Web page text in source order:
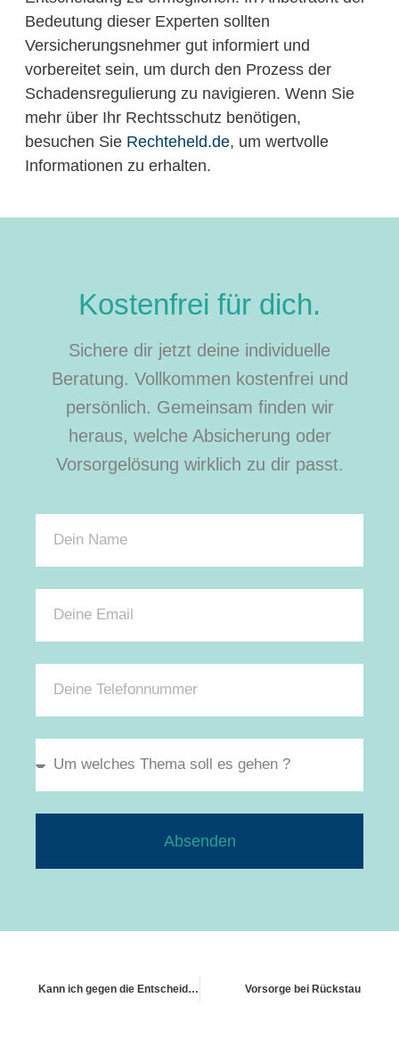
Bedeutung dieser Experten sollten
Versicherungsnehmer gut informiert und
vorbereitet sein, um durch den Prozess der
Schadensregulierung zu navigieren. Wenn Sie
mehr über Ihr Rechtsschutz benötigen,
besuchen Sie Rechteheld.de, um wertvolle
Informationen zu erhalten.
Kostenfrei für dich.
Sichere dir jetzt deine individuelle
Beratung. Vollkommen kostenfrei und
persönlich. Gemeinsam finden wir
heraus, welche Absicherung oder
Vorsorgelösung wirklich zu dir passt.
Absenden
Kann ich gegen die Entscheidung der Versicherung Widerspruch einlegen Vorsorge bei Rückstau